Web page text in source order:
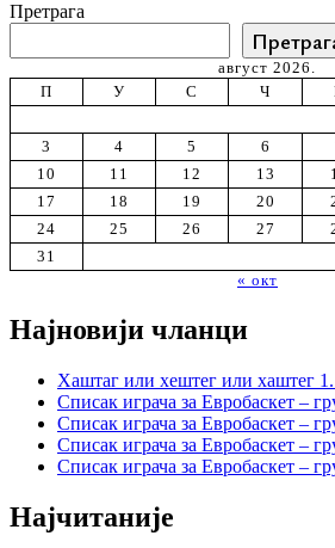
Претрага
август 2026.
П
У С Ч
3
4 5 6
10
11 12 13
17
18 19 20
24
25 26 27
31
« окт
Најновији чланци
Хаштаг или хештег или хаштег
Списак играча за Евробаскет –
Списак играча за Евробаскет –
Списак играча за Евробаскет –
Списак играча за Евробаскет –
Најчитаније